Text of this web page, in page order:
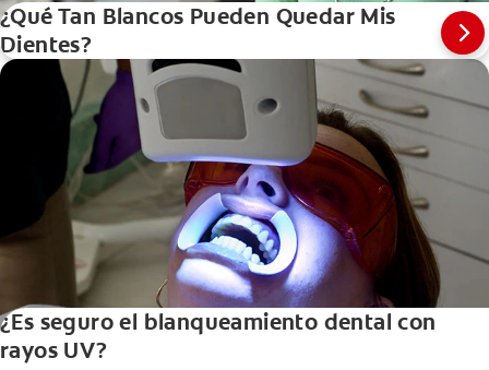
¿Qué Tan Blancos Pueden Quedar Mis
Dientes?
¿Es seguro el blanqueamiento dental con
rayos UV?